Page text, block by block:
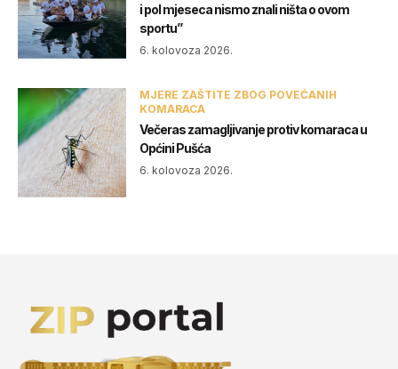
i pol mjeseca nismo znali ništa o ovom
sportu”
6. kolovoza 2026.
MJERE ZAŠTITE ZBOG POVEĆANIH
KOMARACA
Večeras zamagljivanje protiv komaraca u
Općini Pušća
6. kolovoza 2026.